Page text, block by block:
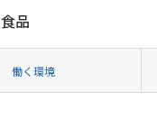
食品
働く環境